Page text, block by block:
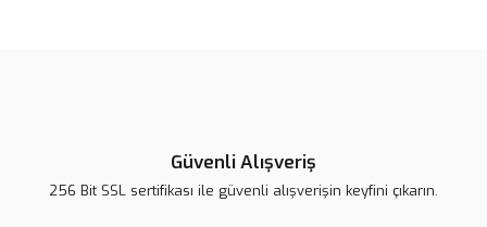
Güvenli Alışveriş
256 Bit SSL sertifikası ile güvenli alışverişin keyfini çıkarın.